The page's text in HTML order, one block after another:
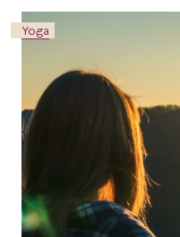
Yoga